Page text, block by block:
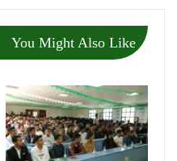
You Might Also Like